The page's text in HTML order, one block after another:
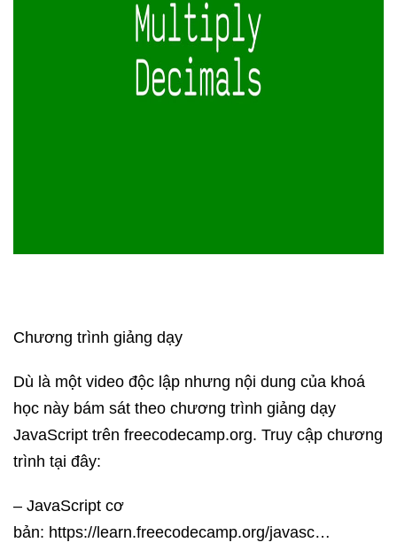
Chương trình giảng dạy
Dù là một video độc lập nhưng nội dung của khoá
học này bám sát theo chương trình giảng dạy
JavaScript trên freecodecamp.org. Truy cập chương
trình tại đây:
– JavaScript cơ
bản: https://learn.freecodecamp.org/javasc…